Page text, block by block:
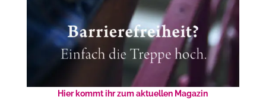
Hier kommt ihr zum aktuellen Magazin